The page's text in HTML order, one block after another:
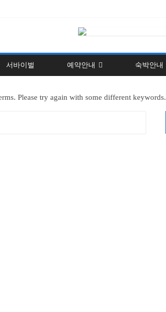
서바이벌 예약안내 숙박안내
Please try again with some different keywords.